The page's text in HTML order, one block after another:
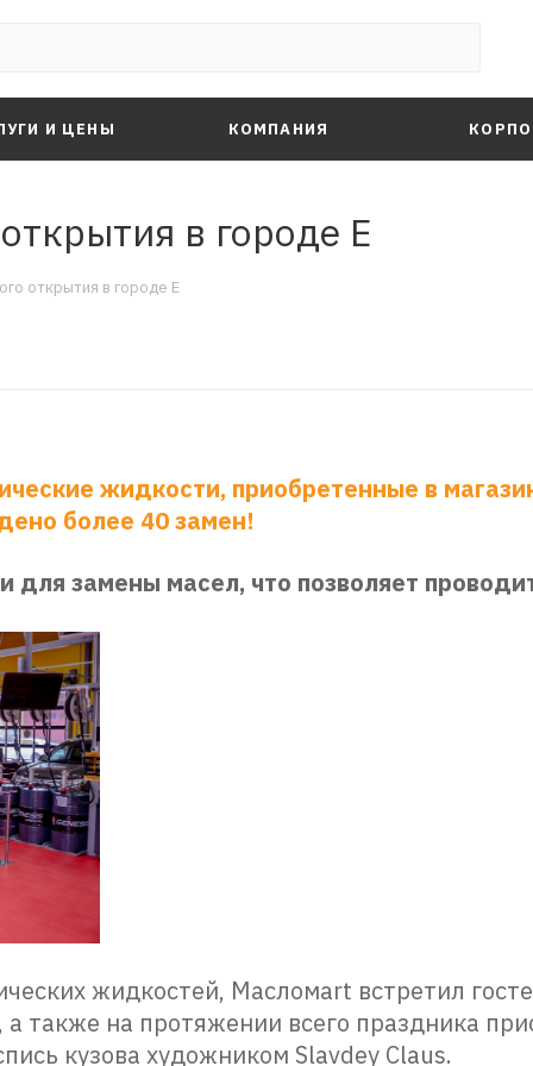
И ЦЕНЫ КОМПАНИЯ
в городе Е
открытия в городе Е
жидкости, приобретенные в
более 40 замен!
замены масел, что позволяет
жидкостей, Масломаrt встретил
также на протяжении всего праздника
кузова художником Slavdey Claus.